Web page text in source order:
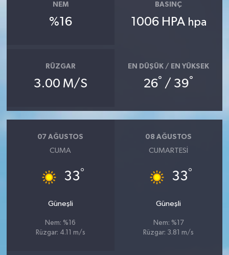
NEM
%16
BASINÇ
1006 HPA hpa
RÜZGAR
3.00 M/S
EN DÜŞÜK / EN YÜKSEK
26° / 39°
07 AĞUSTOS
CUMA
33°
Güneşli
Nem: %16
Rüzgar: 4.11 m/s
08 AĞUSTOS
CUMARTESI
33°
Güneşli
Nem: %17
Rüzgar: 3.81 m/s